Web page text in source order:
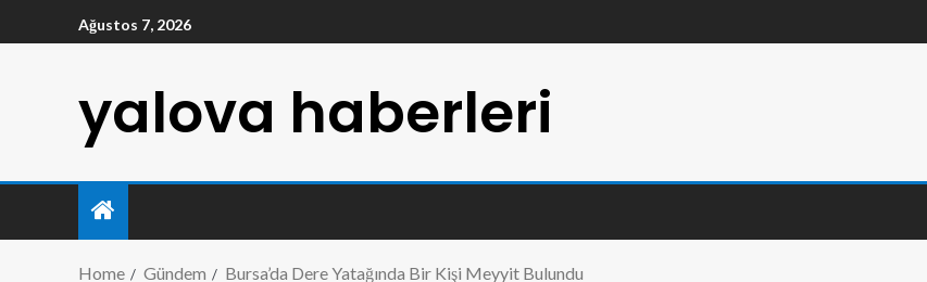
Ağustos 7, 2026
yalova haberleri
Home Gündem Bursa’da Dere Yatağında Bir Kişi Meyyit Bulundu